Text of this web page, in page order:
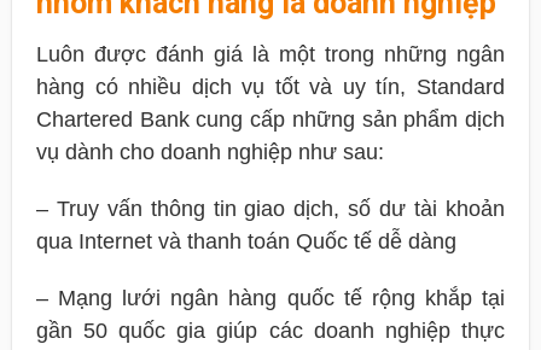
Luôn được đánh giá là một trong những ngân
hàng có nhiều dịch vụ tốt và uy tín, Standard
Chartered Bank cung cấp những sản phẩm dịch
vụ dành cho doanh nghiệp như sau:
– Truy vấn thông tin giao dịch, số dư tài khoản
qua Internet và thanh toán Quốc tế dễ dàng
– Mạng lưới ngân hàng quốc tế rộng khắp tại
gần 50 quốc gia giúp các doanh nghiệp thực